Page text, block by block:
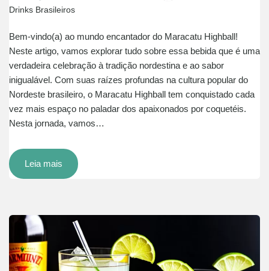
Drinks Brasileiros
Bem-vindo(a) ao mundo encantador do Maracatu Highball!
Neste artigo, vamos explorar tudo sobre essa bebida que é uma
verdadeira celebração à tradição nordestina e ao sabor
inigualável. Com suas raízes profundas na cultura popular do
Nordeste brasileiro, o Maracatu Highball tem conquistado cada
vez mais espaço no paladar dos apaixonados por coquetéis.
Nesta jornada, vamos…
Leia mais